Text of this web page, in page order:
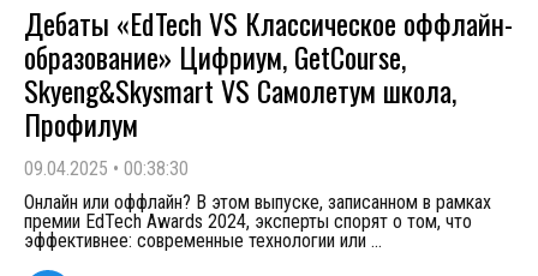
Дебаты «EdTech VS Классическое оффлайн-
образование» Цифриум, GetCourse,
Skyeng&Skysmart VS Самолетум школа,
Профилум
09.04.2025 • 00:38:30
Онлайн или оффлайн? В этом выпуске, записанном в рамках
премии EdTech Awards 2024, эксперты спорят о том, что
эффективнее: современные технологии или ...